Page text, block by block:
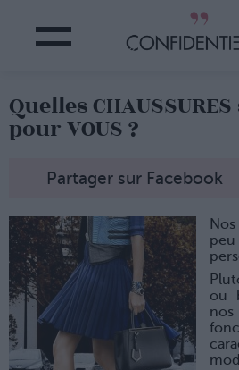
Quelles
pour VOUS ?
Partager sur Facebook
ou